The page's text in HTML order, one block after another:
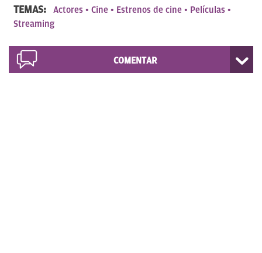
TEMAS: Actores Cine Estrenos de cine
Películas
Streaming
COMENTAR